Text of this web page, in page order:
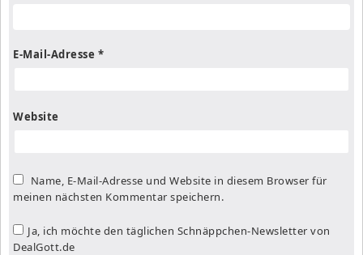
E-Mail-Adresse *
Website
Name, E-Mail-Adresse und Website in diesem Browser für
meinen nächsten Kommentar speichern.
Ja, ich möchte den täglichen Schnäppchen-Newsletter von
DealGott.de